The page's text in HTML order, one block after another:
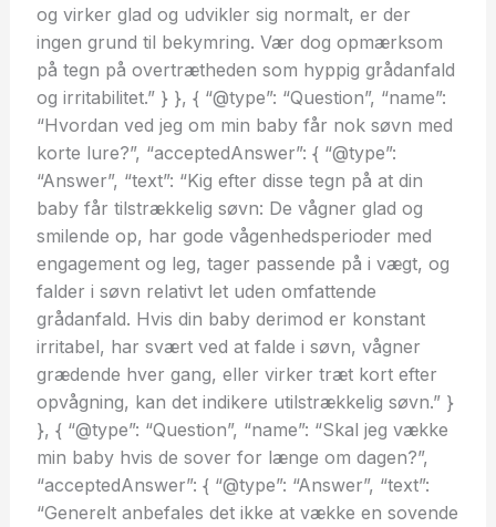
og virker glad og udvikler sig normalt, er der
ingen grund til bekymring. Vær dog opmærksom
på tegn på overtrætheden som hyppig grådanfald
og irritabilitet.” } }, { “@type”: “Question”, “name”:
“Hvordan ved jeg om min baby får nok søvn med
korte lure?”, “acceptedAnswer”: { “@type”:
“Answer”, “text”: “Kig efter disse tegn på at din
baby får tilstrækkelig søvn: De vågner glad og
smilende op, har gode vågenhedsperioder med
engagement og leg, tager passende på i vægt, og
falder i søvn relativt let uden omfattende
grådanfald. Hvis din baby derimod er konstant
irritabel, har svært ved at falde i søvn, vågner
grædende hver gang, eller virker træt kort efter
opvågning, kan det indikere utilstrækkelig søvn.” }
}, { “@type”: “Question”, “name”: “Skal jeg vække
min baby hvis de sover for længe om dagen?”,
“acceptedAnswer”: { “@type”: “Answer”, “text”:
“Generelt anbefales det ikke at vække en sovende